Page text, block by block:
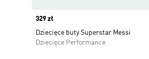
Price
329 zł
Dziecięce buty Superstar Messi
Dziecięce Performance